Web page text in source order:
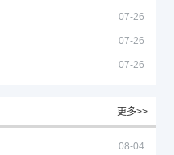
07-26
07-26
07-26
更多>>
08-04